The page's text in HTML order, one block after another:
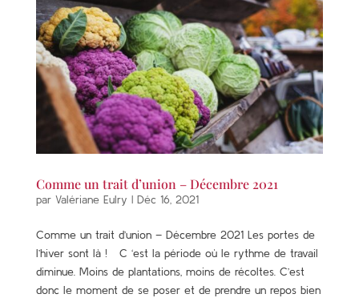
Comme un trait d’union – Décembre 2021
par Valériane Eulry | Déc 16, 2021
Comme un trait d’union – Décembre 2021 Les portes de
l’hiver sont là ! C ‘est la période où le rythme de travail
diminue. Moins de plantations, moins de récoltes. C’est
donc le moment de se poser et de prendre un repos bien